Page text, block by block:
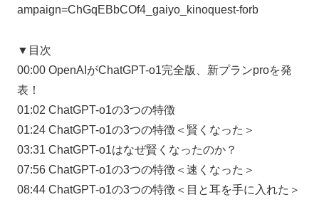
ampaign=ChGqEBbCOf4_gaiyo_kinoquest-forb
▼目次
00:00 OpenAIがChatGPT-o1完全版、新プランproを発
表！
01:02 ChatGPT-o1の3つの特徴
01:24 ChatGPT-o1の3つの特徴＜賢くなった＞
03:31 ChatGPT-o1はなぜ賢くなったのか？
07:56 ChatGPT-o1の3つの特徴＜速くなった＞
08:44 ChatGPT-o1の3つの特徴＜目と耳を手に入れた＞